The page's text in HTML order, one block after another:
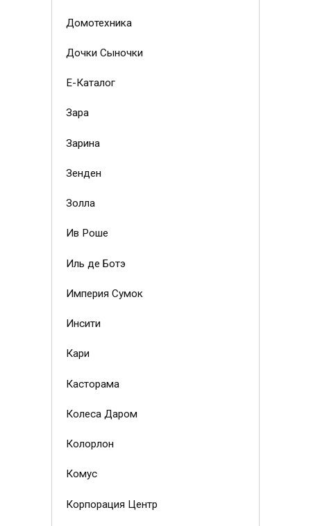
Домотехника
Дочки Сыночки
Е-Каталог
Зара
Зарина
Зенден
Золла
Ив Роше
Иль де Ботэ
Империя Сумок
Инсити
Кари
Касторама
Колеса Даром
Колорлон
Комус
Корпорация Центр